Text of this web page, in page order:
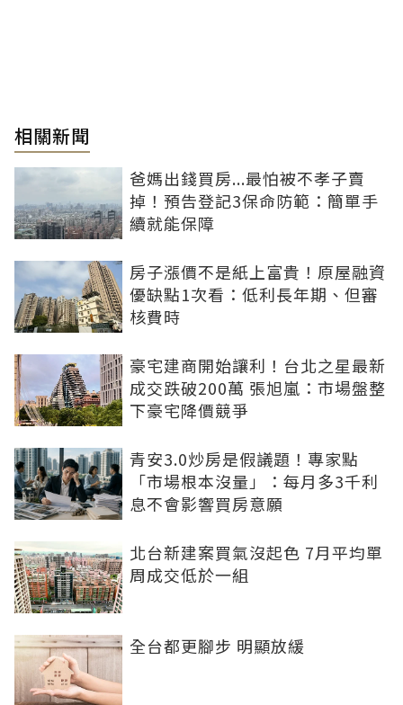
相關新聞
爸媽出錢買房...最怕被不孝子賣
掉！預告登記3保命防範：簡單手
續就能保障
房子漲價不是紙上富貴！原屋融資
優缺點1次看：低利長年期、但審
核費時
豪宅建商開始讓利！台北之星最新
成交跌破200萬 張旭嵐：市場盤整
下豪宅降價競爭
青安3.0炒房是假議題！專家點
「市場根本沒量」：每月多3千利
息不會影響買房意願
北台新建案買氣沒起色 7月平均單
周成交低於一組
全台都更腳步 明顯放緩